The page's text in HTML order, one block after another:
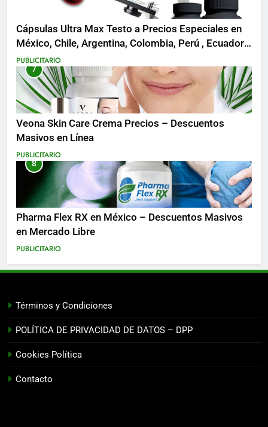
Cápsulas Ultra Max Testo a Precios Especiales en
México, Chile, Argentina, Colombia, Perú , Ecuador,
Costa Rica y Más
PUBLICITARIO
7
Veona Skin Care Crema Precios – Descuentos
Masivos en Línea
PUBLICITARIO
8
Pharma Flex RX en México – Descuentos Masivos
en Mercado Libre
PUBLICITARIO
Términos y Condiciones
POLÍTICA DE PRIVACIDAD DE DATOS – DPP
Cookies Política
Contacto